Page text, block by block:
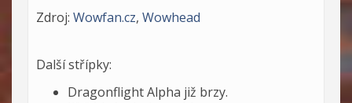
Zdroj: Wowfan.cz, Wowhead
Další střípky:
Dragonflight Alpha již brzy.